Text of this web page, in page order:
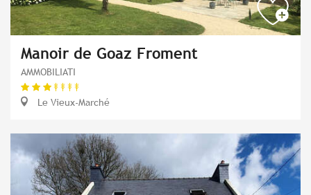
Manoir de Goaz Froment
AMMOBILIATI
Le Vieux-Marché